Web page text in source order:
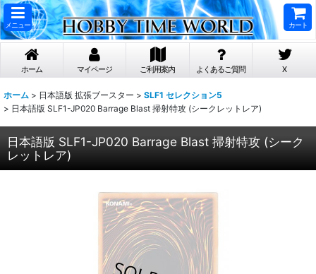
メニュー カート
ホーム マイページ ご利用案内 よくあるご質問 X
ホーム > 日本語版 拡張ブースター > SLF1 セレクション5
> 日本語版 SLF1-JP020 Barrage Blast 掃射特攻 (シークレットレア)
日本語版 SLF1-JP020 Barrage Blast 掃射特攻 (シーク
レットレア)